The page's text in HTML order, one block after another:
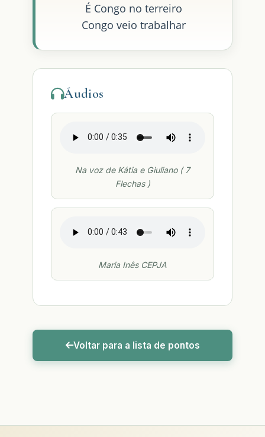
É Congo no terreiro
Congo veio trabalhar
Áudios
Na voz de Kátia e Giuliano ( 7
Flechas )
Maria Inês CEPJA
Voltar para a lista de pontos